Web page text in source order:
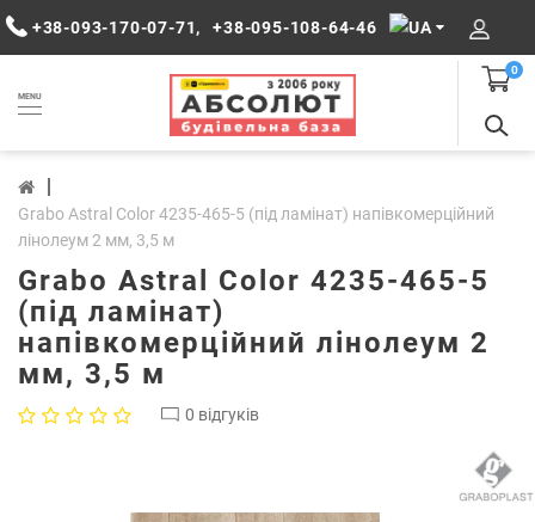
+38-093-170-07-71, +38-095-108-64-46
MENU
0
Grabo Astral Color 4235-465-5 (під ламінат) напівкомерційний
лінолеум 2 мм, 3,5 м
Grabo Astral Color 4235-465-5
(під ламінат)
напівкомерційний лінолеум 2
мм, 3,5 м
0 відгуків